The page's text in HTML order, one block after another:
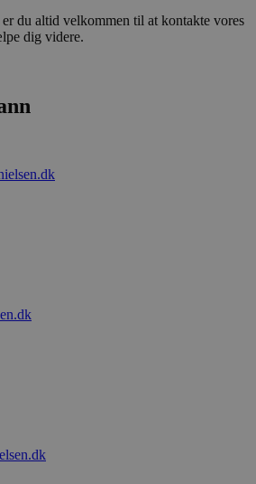
du altid velkommen til at kontakte vores
dig videre.